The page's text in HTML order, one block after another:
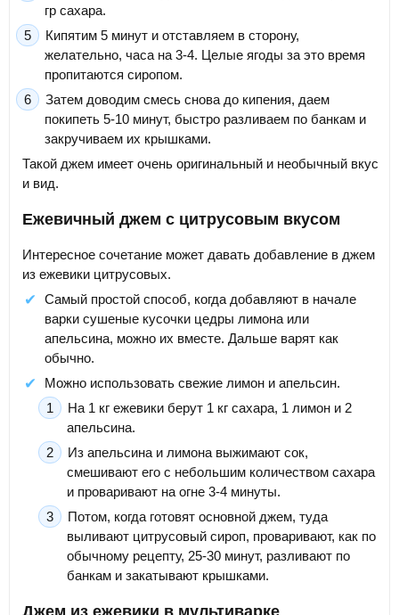
гр сахара.
Кипятим 5 минут и отставляем в сторону,
желательно, часа на 3-4. Целые ягоды за это время
пропитаются сиропом.
Затем доводим смесь снова до кипения, даем
покипеть 5-10 минут, быстро разливаем по банкам и
закручиваем их крышками.
Такой джем имеет очень оригинальный и необычный вкус
и вид.
Ежевичный джем с цитрусовым вкусом
Интересное сочетание может давать добавление в джем
из ежевики цитрусовых.
Самый простой способ, когда добавляют в начале
варки сушеные кусочки цедры лимона или
апельсина, можно их вместе. Дальше варят как
обычно.
Можно использовать свежие лимон и апельсин.
На 1 кг ежевики берут 1 кг сахара, 1 лимон и 2
апельсина.
Из апельсина и лимона выжимают сок,
смешивают его с небольшим количеством сахара
и проваривают на огне 3-4 минуты.
Потом, когда готовят основной джем, туда
выливают цитрусовый сироп, проваривают, как по
обычному рецепту, 25-30 минут, разливают по
банкам и закатывают крышками.